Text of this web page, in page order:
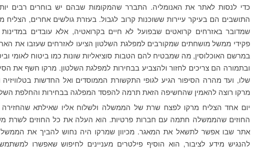
כדי לנסות לאתר את האנומליה. התברר שהמקומות שבהם יש בוחרים רבים
התושבים הם בעיקר עיירות ששוכנות קרוב לגבול. בעזרת גולשים אחרים, הצליח
שמדובר באזרחים קרואטים שבפועל לא חיים בקרואטיה, אלא עובדים
פקידי ממשל מושחתים שמקורבים למפלגת השלטון הציעו לאזרחים שעזבו את
במרשם האוכלוסין, מה שמבטיח להם הטבות סוציאליות שונות כמו ביטוח לאומי
ובתמורה הם צריכים לחזור ולהצביע בבחירות למפלגת השלטון. מרקו חשף את
שלו, ועד מהרה הסיפור הגיע לגופי התקשורת הממוסדים ואל החדשות בטלוויזיה
מרקו רוצה להאמין שהחשיפה הזאת תרמה להפסד המפלגה בבחירות והחלפת
יום אחד הצליח מרקו לפצח שרת של הממשלה ולשלוח אליו שאילתא
החוזים שהממשלה חתמה עם חברות פרטיות. הוא העלה את כל החוזים לשרת
אתר שבו אפשר לתשאל את המאגר. מכיוון שמרקו היה נחוש להביך את
להנגיש מידע לציבור, הוא הוסיף פילטרים מעניינים לחיפוש שאפשרו